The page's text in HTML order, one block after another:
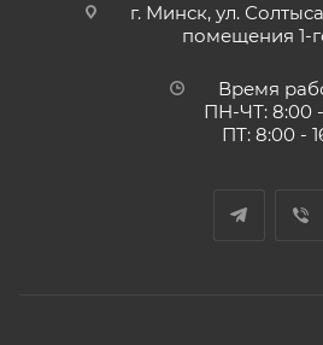
г. Минск, ул.
помещения 1-
Время
ПН-ЧТ: 8:00 -
ПТ: 8:00 -